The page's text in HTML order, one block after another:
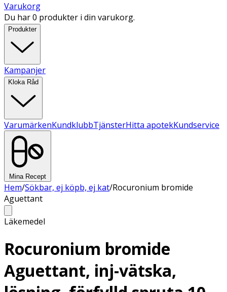
Varukorg
Du har 0 produkter i din varukorg.
Produkter
Kampanjer
Kloka Råd
VarumärkenKundklubbTjänsterHitta apotekKundservice
Mina Recept
Hem/Sökbar, ej köpb, ej kat/Rocuronium bromide
Aguettant
Läkemedel
Rocuronium bromide
Aguettant, inj-vätska,